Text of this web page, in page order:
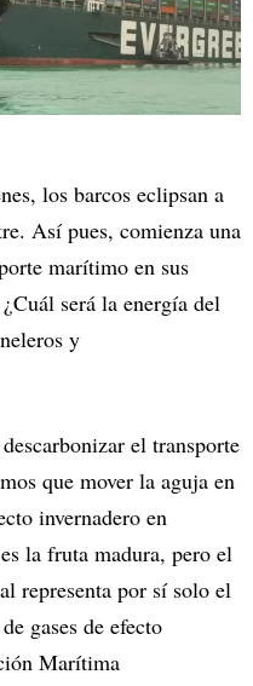
los barcos eclipsan a
Así pues, comienza una
marítimo en sus
será la energía del
y
el transporte
que mover la aguja en
invernadero en
la fruta madura, pero el
representa por sí solo el
gases de efecto
Marítima